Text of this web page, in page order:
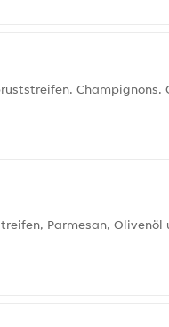
Champignons,
Parmesan, Olivenöl